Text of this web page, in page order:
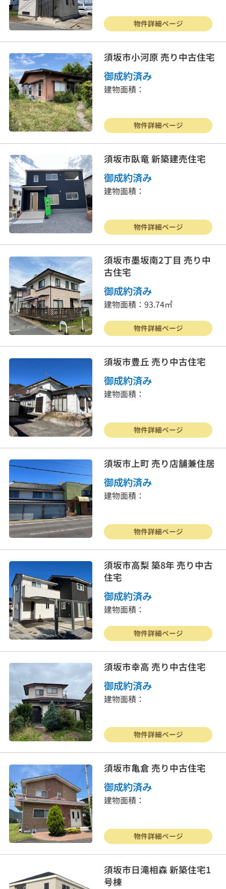
物件詳細ページ
須坂市小河原 売り中古住宅
御成約済み
建物面積：
物件詳細ページ
須坂市臥竜 新築建売住宅
御成約済み
建物面積：
物件詳細ページ
須坂市墨坂南2丁目 売り中
古住宅
御成約済み
建物面積：93.74㎡
物件詳細ページ
須坂市豊丘 売り中古住宅
御成約済み
建物面積：
物件詳細ページ
須坂市上町 売り店舗兼住居
御成約済み
建物面積：
物件詳細ページ
須坂市高梨 築8年 売り中古
住宅
御成約済み
建物面積：
物件詳細ページ
須坂市幸高 売り中古住宅
御成約済み
建物面積：
物件詳細ページ
須坂市亀倉 売り中古住宅
御成約済み
建物面積：
物件詳細ページ
須坂市日滝相森 新築住宅1
号棟
戸建住宅
マンション 事業物件
賃貸物件 物件を売る
サポート業務
会社案内 お問合わせ
お客様の声
よくある質問
リンク集
個人情報保護方針
026-214-8737
営業時間 9:30〜18:00
定休日 水曜日・日曜・祝日